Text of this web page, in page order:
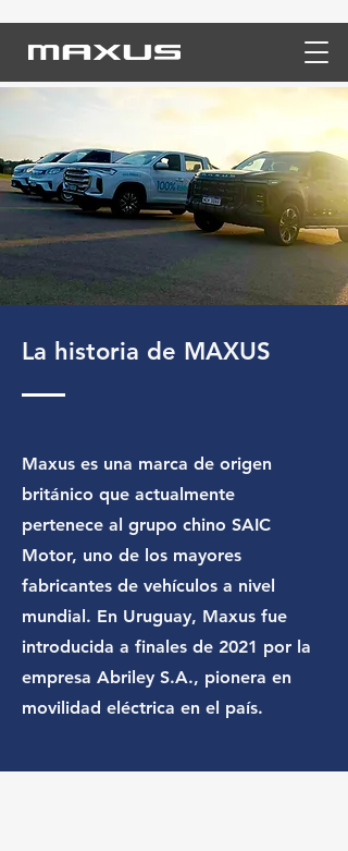
La historia de MAXUS
Maxus es una marca de origen
británico que actualmente
pertenece al grupo chino SAIC
Motor, uno de los mayores
fabricantes de vehículos a nivel
mundial. En Uruguay, Maxus fue
introducida a finales de 2021 por la
empresa Abriley S.A., pionera en
movilidad eléctrica en el país.